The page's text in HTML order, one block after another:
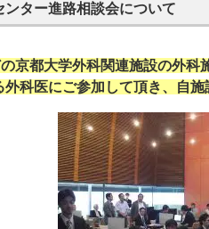
ター進路相談会について
京都大学外科関連施設の外科
科医にご参加して頂き、自施